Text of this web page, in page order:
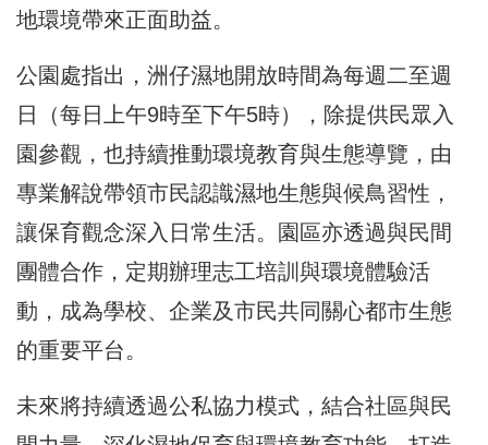
地環境帶來正面助益。
公園處指出，洲仔濕地開放時間為每週二至週
日（每日上午9時至下午5時），除提供民眾入
園參觀，也持續推動環境教育與生態導覽，由
專業解說帶領市民認識濕地生態與候鳥習性，
讓保育觀念深入日常生活。園區亦透過與民間
團體合作，定期辦理志工培訓與環境體驗活
動，成為學校、企業及市民共同關心都市生態
的重要平台。
未來將持續透過公私協力模式，結合社區與民